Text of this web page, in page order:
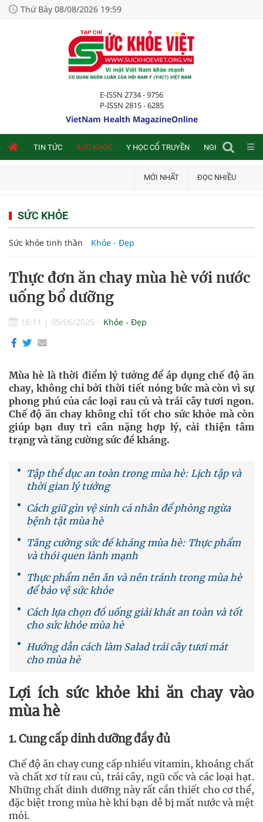
Thứ Bảy 08/08/2026 19:59
E-ISSN 2734 - 9756
P-ISSN 2815 - 6285
VietNam Health MagazineOnline
TIN TỨC SỨC KHỎE Y HỌC CỔ TRUYỀN NGHIÊN CỨU
MỚI NHẤT ĐỌC NHIỀU
SỨC KHỎE
Sức khỏe tinh thần Khỏe - Đẹp
Thực đơn ăn chay mùa hè với nước
uống bổ dưỡng
16:11 | 05/06/2025 Khỏe - Đẹp
Mùa hè là thời điểm lý tưởng để áp dụng chế độ ăn
chay, không chỉ bởi thời tiết nóng bức mà còn vì sự
phong phú của các loại rau củ và trái cây tươi ngon.
Chế độ ăn chay không chỉ tốt cho sức khỏe mà còn
giúp bạn duy trì cân nặng hợp lý, cải thiện tâm
trạng và tăng cường sức đề kháng.
Tập thể dục an toàn trong mùa hè: Lịch tập và
thời gian lý tưởng
Cách giữ gìn vệ sinh cá nhân để phòng ngừa
bệnh tật mùa hè
Tăng cường sức đề kháng mùa hè: Thực phẩm
và thói quen lành mạnh
Thực phẩm nên ăn và nên tránh trong mùa hè
để bảo vệ sức khỏe
Cách lựa chọn đồ uống giải khát an toàn và tốt
cho sức khỏe mùa hè
Hướng dẫn cách làm Salad trái cây tươi mát
cho mùa hè
Lợi ích sức khỏe khi ăn chay vào
mùa hè
1. Cung cấp dinh dưỡng đầy đủ
Chế độ ăn chay cung cấp nhiều vitamin, khoáng chất
và chất xơ từ rau củ, trái cây, ngũ cốc và các loại hạt.
Những chất dinh dưỡng này rất cần thiết cho cơ thể,
đặc biệt trong mùa hè khi bạn dễ bị mất nước và mệt
mỏi.